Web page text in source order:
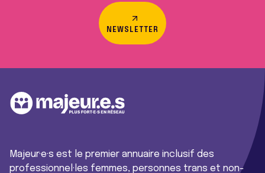
NEWSLETTER
Majeur·e·s est le premier annuaire inclusif des
professionnel·les femmes, personnes trans et non-